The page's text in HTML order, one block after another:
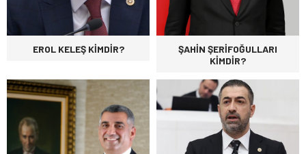
EROL KELEŞ KİMDİR?
ŞAHİN ŞERİFOĞULLARI
KİMDİR?